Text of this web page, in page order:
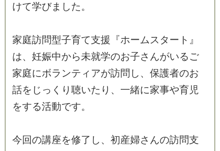
けて学びま した。
家庭訪問型子育て支援 『ホーム ス ター ト 』
は、 妊娠中から未就学のお子さ んがいるご
家庭にボラ ンテ ィ アが訪問 し 、 保護者のお
話を じ っ く り 聴いた り 、 一緒に家事や育児
をする活動です。
今回の講座を修了 し 、 初産婦さ んの訪問支